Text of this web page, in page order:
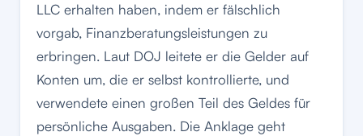
LLC erhalten haben, indem er fälschlich
vorgab, Finanzberatungsleistungen zu
erbringen. Laut DOJ leitete er die Gelder auf
Konten um, die er selbst kontrollierte, und
verwendete einen großen Teil des Geldes für
persönliche Ausgaben. Die Anklage geht